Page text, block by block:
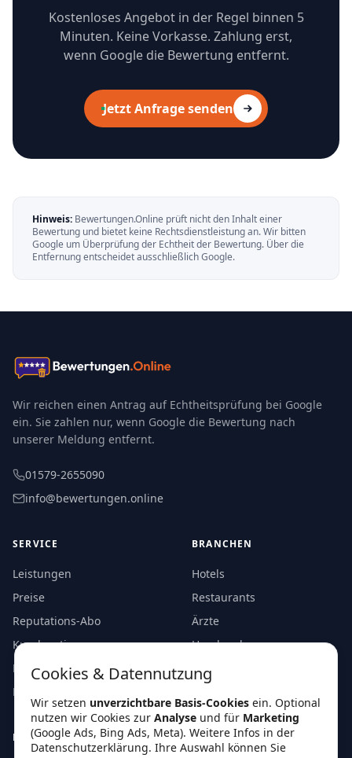
Kostenloses Angebot in der Regel binnen 5
Minuten. Keine Vorkasse. Zahlung erst,
wenn Google die Bewertung entfernt.
Jetzt Anfrage senden
Hinweis: Bewertungen.Online prüft nicht den Inhalt einer
Bewertung und bietet keine Rechtsdienstleistung an. Wir bitten
Google um Überprüfung der Echtheit der Bewertung. Über die
Entfernung entscheidet ausschließlich Google.
Wir reichen einen Antrag auf Echtheitsprüfung bei Google
ein. Sie zahlen nur, wenn Google die Bewertung nach
unserer Meldung entfernt.
01579-2655090
info@bewertungen.online
SERVICE
Leistungen
Preise
Reputations-Abo
Kundenstimmen
FAQs
Blog
BRANCHEN
Hotels
Restaurants
Ärzte
Handwerk
Autohäuser
RECHTLICHES
Cookies & Datennutzung
Wir setzen unverzichtbare Basis-Cookiesein. Optional
nutzen wir Cookies zur Analyseund für Marketing
(Google Ads, Bing Ads, Meta). Weitere Infos in der
Datenschutzerklärung. Ihre Auswahl können Sie